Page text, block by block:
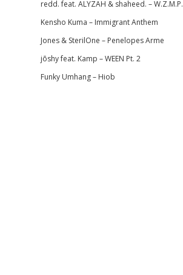
redd. feat. ALYZAH & shaheed. – W.Z.M.P.
Kensho Kuma – Immigrant Anthem
Jones & SterilOne – Penelopes Arme
jōshy feat. Kamp – WEEN Pt. 2
Funky Umhang – Hiob